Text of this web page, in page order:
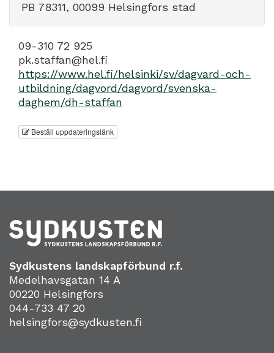
PB 78311, 00099 Helsingfors stad
09-310 72 925
pk.staffan@hel.fi
https://www.hel.fi/helsinki/sv/dagvard-och-
utbildning/dagvord/dagvord/svenska-
daghem/dh-staffan
Beställ uppdateringslänk
Sydkustens landskapförbund r.f.
Medelhavsgatan 14 A
00220 Helsingfors
044-733 47 20
helsingfors@sydkusten.fi